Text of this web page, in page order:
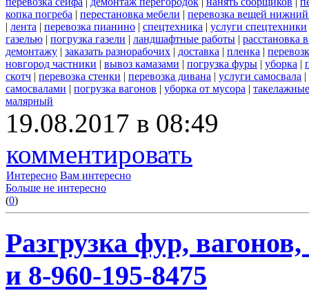
копка погреба | перестановка мебели | перевозка вещей
| лента | перевозка пианино | спецтехника | услуги спецтехники
газелью | погрузка газели | ландшафтные работы | расстановка
демонтажу | заказать разнорабочих | доставка | пленка |
новгород частники | вывоз камазами | погрузка фуры | уборка |
скотч | перевозка стенки | перевозка дивана | услуги самосвала |
самосвалами | погрузка вагонов | уборка от мусора |
малярный
19.08.2017 в 08:49
комментировать
Интересно Вам интересно
Больше не интересно
(0)
Разгрузка фур,
и 8-960-195-8475